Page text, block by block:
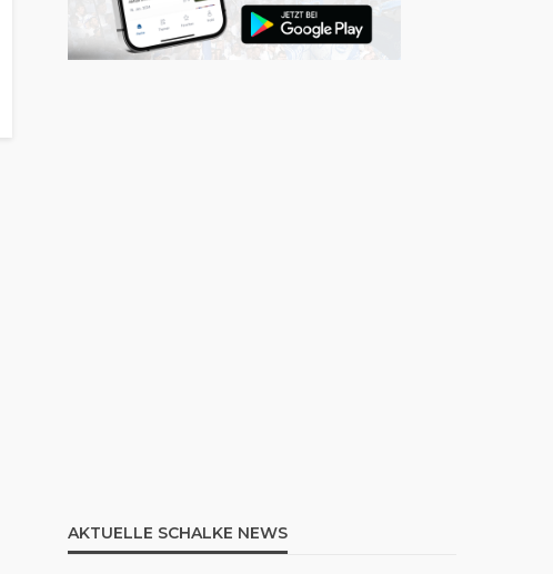
AKTUELLE SCHALKE NEWS